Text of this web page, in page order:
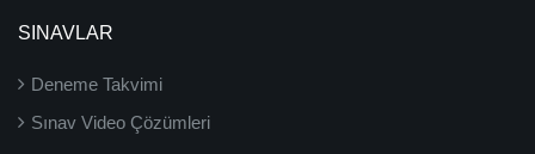
SINAVLAR
Deneme Takvimi
Sınav Video Çözümleri